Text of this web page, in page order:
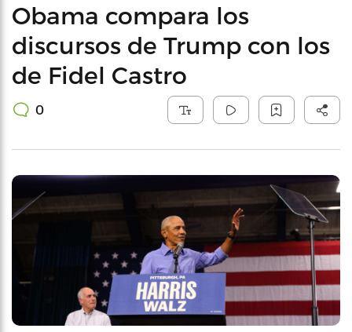
Obama compara los
discursos de Trump con los
de Fidel Castro
0